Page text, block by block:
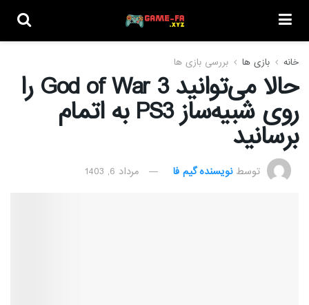
خانه بازی ها بررسی بازی ها
حالا می‌توانید God of War 3 را
روی شبیه‌ساز PS3 به اتمام
برسانید
توسط نویسنده گیم فا مرداد 6, 1403